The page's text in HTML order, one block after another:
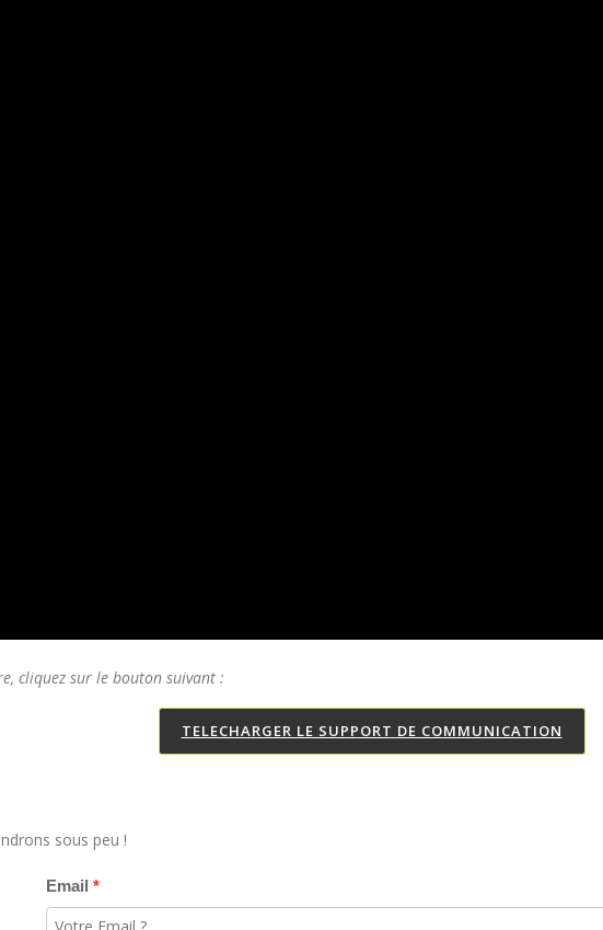
cliquez sur le bouton suivant :
TELECHARGER LE SUPPORT DE COMMUNICATION
sous peu !
Email